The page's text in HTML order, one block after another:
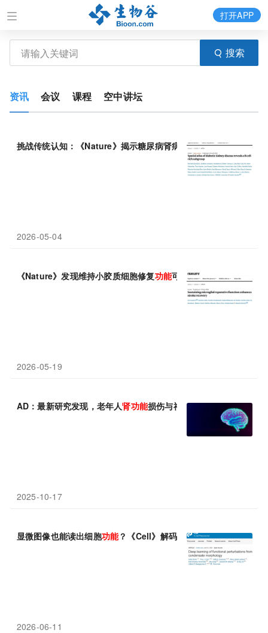
搜索
打开APP
资讯 会议 课程 空中讲坛
挑战传统认知：《Nature》揭示糖尿病肾病中B细胞形成三级淋巴
2026-05-04
《Nature》发现维持小胶质细胞修复功能可促进脑卒中后神经
2026-05-19
AD：最新研究发现，老年人肾功能损伤与神经退行性生物标志物
2025-10-17
显微图像也能读出细胞功能？《Cell》解码凝聚体形态
2026-06-11